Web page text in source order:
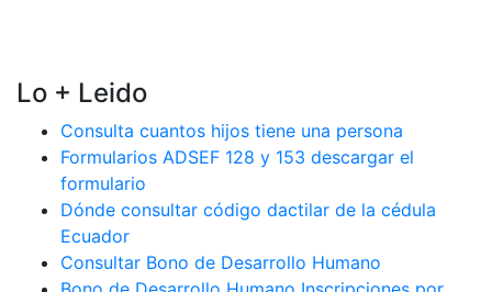
Lo + Leido
Consulta cuantos hijos tiene una persona
Formularios ADSEF 128 y 153 descargar el
formulario
Dónde consultar código dactilar de la cédula
Ecuador
Consultar Bono de Desarrollo Humano